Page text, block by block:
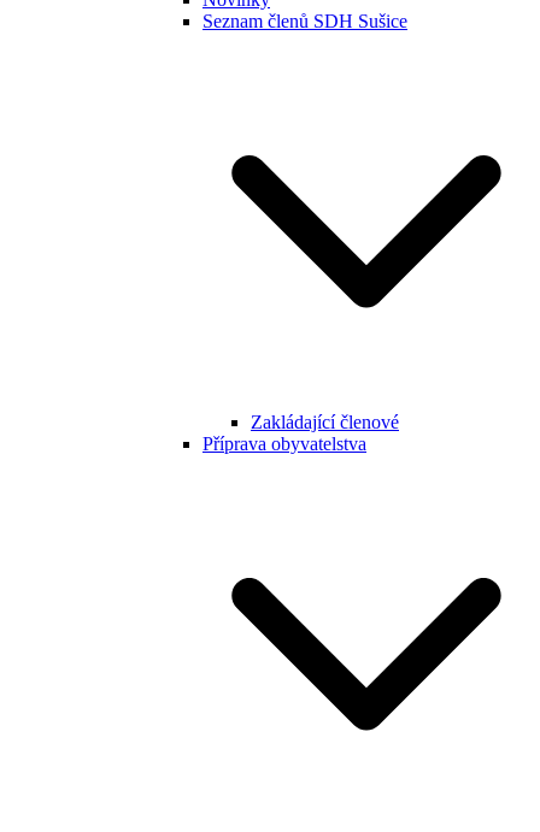
Seznam členů SDH Sušice
Zakládající členové
Příprava obyvatelstva